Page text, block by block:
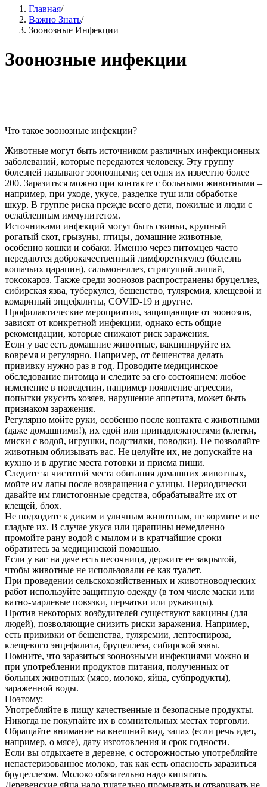
Главная/
Важно Знать/
Зоонозные Инфекции
Зоонозные инфекции
Что такое зоонозные инфекции?
Животные могут быть источником различных инфекционных
заболеваний, которые передаются человеку. Эту группу
болезней называют зоонозными; сегодня их известно более
200. Заразиться можно при контакте с больными животными –
например, при уходе, укусе, разделке туш или обработке
шкур. В группе риска прежде всего дети, пожилые и люди с
ослабленным иммунитетом.
Источниками инфекций могут быть свиньи, крупный
рогатый скот, грызуны, птицы, домашние животные,
особенно кошки и собаки. Именно через питомцев часто
передаются доброкачественный лимфоретикулез (болезнь
кошачьих царапин), сальмонеллез, стригущий лишай,
токсокароз. Также среди зоонозов распространены бруцеллез,
сибирская язва, туберкулез, бешенство, туляремия, клещевой и
комариный энцефалиты, COVID-19 и другие.
Профилактические мероприятия, защищающие от зоонозов,
зависят от конкретной инфекции, однако есть общие
рекомендации, которые снижают риск заражения.
Если у вас есть домашние животные, вакцинируйте их
вовремя и регулярно. Например, от бешенства делать
прививку нужно раз в год. Проводите медицинское
обследование питомца и следите за его состоянием: любое
изменение в поведении, например появление агрессии,
попытки укусить хозяев, нарушение аппетита, может быть
признаком заражения.
Регулярно мойте руки, особенно после контакта с животными
(даже домашними!), их едой или принадлежностями (клетки,
миски с водой, игрушки, подстилки, поводки). Не позволяйте
животным облизывать вас. Не целуйте их, не допускайте на
кухню и в другие места готовки и приема пищи.
Следите за чистотой места обитания домашних животных,
мойте им лапы после возвращения с улицы. Периодически
давайте им глистогонные средства, обрабатывайте их от
клещей, блох.
Не подходите к диким и уличным животным, не кормите и не
гладьте их. В случае укуса или царапины немедленно
промойте рану водой с мылом и в кратчайшие сроки
обратитесь за медицинской помощью.
Если у вас на даче есть песочница, держите ее закрытой,
чтобы животные не использовали ее как туалет.
При проведении сельскохозяйственных и животноводческих
работ используйте защитную одежду (в том числе маски или
ватно-марлевые повязки, перчатки или рукавицы).
Против некоторых возбудителей существуют вакцины (для
людей), позволяющие снизить риски заражения. Например,
есть прививки от бешенства, туляремии, лептоспироза,
клещевого энцефалита, бруцеллеза, сибирской язвы.
Помните, что заразиться зоонозными инфекциями можно и
при употреблении продуктов питания, полученных от
больных животных (мясо, молоко, яйца, субпродукты),
зараженной воды.
Поэтому:
Употребляйте в пищу качественные и безопасные продукты.
Никогда не покупайте их в сомнительных местах торговли.
Обращайте внимание на внешний вид, запах (если речь идет,
например, о мясе), дату изготовления и срок годности.
Если вы отдыхаете в деревне, с осторожностью употребляйте
непастеризованное молоко, так как есть опасность заразиться
бруцеллезом. Молоко обязательно надо кипятить.
Деревенские яйца надо тщательно промывать и отваривать не